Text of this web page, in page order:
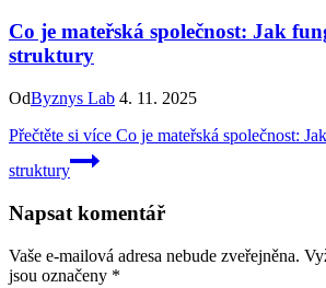
Co je mateřská společnost: Jak
struktury
OdByznys Lab 4. 11. 2025
Přečtěte si více Co je mateřská společnost:
struktury
Napsat komentář
Vaše e-mailová adresa nebude zveřejněna.
jsou označeny *